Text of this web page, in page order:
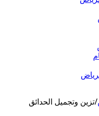
/تزين وتجميل الحدائق